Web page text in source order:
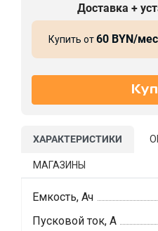
Доставка +
Купить от60 BYN/
ХАРАКТЕРИСТИКИ
МАГАЗИНЫ
Емкость, Ач
Пусковой ток, А